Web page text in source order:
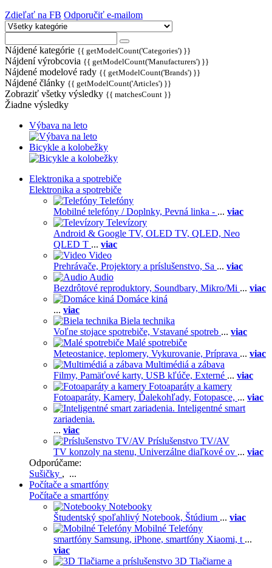
Zdieľať na FB Odporučiť e-mailom
Nájdené kategórie {{ getModelCount('Categories') }}
Nájdení výrobcovia {{ getModelCount('Manufacturers') }}
Nájdené modelové rady {{ getModelCount('Brands') }}
Nájdené články {{ getModelCount('Articles') }}
Zobraziť všetky výsledky {{ matchesCount }}
Žiadne výsledky
Výbava na leto
Bicykle a kolobežky
Elektronika a spotrebiče
Elektronika a spotrebiče
Telefóny
Mobilné telefóny / Doplnky, Pevná linka - ... viac
Televízory
Android & Google TV, OLED TV, QLED, Neo
QLED T ... viac
Video
Prehrávače, Projektory a príslušenstvo, Sa ... viac
Audio
Bezdrôtové reproduktory, Soundbary, Mikro/Mi ... viac
Domáce kiná
... viac
Biela technika
Voľne stojace spotrebiče, Vstavané spotreb ... viac
Malé spotrebiče
Meteostanice, teplomery, Vykurovanie, Príprava ... viac
Multimédiá a zábava
Filmy, Pamäťové karty, USB kľúče, Externé ... viac
Fotoaparáty a kamery
Fotoaparáty, Kamery, Ďalekohľady, Fotopasce, ... viac
Inteligentné smart
zariadenia.
... viac
Príslušenstvo TV/AV
TV konzoly na stenu, Univerzálne diaľkové ov ... viac
Odporúčame:
Sušičky , ...
Počítače a smartfóny
Počítače a smartfóny
Notebooky
Študentský spoľahlivý Notebook, Štúdium ... viac
Mobilné Telefóny
smartfóny Samsung, iPhone, smartfóny Xiaomi, t ...
viac
3D Tlačiarne a